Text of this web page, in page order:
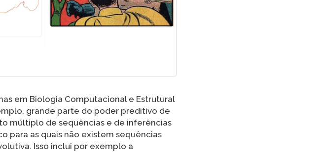
em Biologia Computacional e Estrutural
grande parte do poder preditivo de
múltiplo de sequências e de inferências
para as quais não existem sequências
Isso inclui por exemplo a